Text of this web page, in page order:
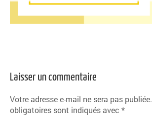
Laisser un commentaire
Votre adresse e-mail ne sera pas publiée.
obligatoires sont indiqués avec *